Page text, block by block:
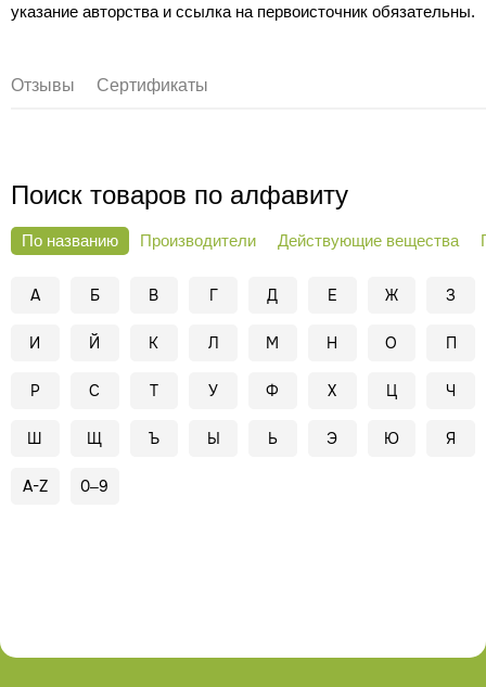
указание авторства и ссылка на первоисточник обязательны.
Отзывы Сертификаты
Поиск товаров по алфавиту
По названию Производители Действующие вещества
А Б В Г Д Е Ж З
И Й К Л М Н О П
Р С Т У Ф Х Ц Ч
Ш Щ Ъ Ы Ь Э Ю Я
A-Z 0–9